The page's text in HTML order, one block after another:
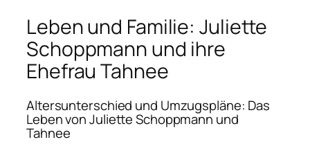
Leben und Familie: Juliette
Schoppmann und ihre
Ehefrau Tahnee
Altersunterschied und Umzugspläne: Das
Leben von Juliette Schoppmann und
Tahnee